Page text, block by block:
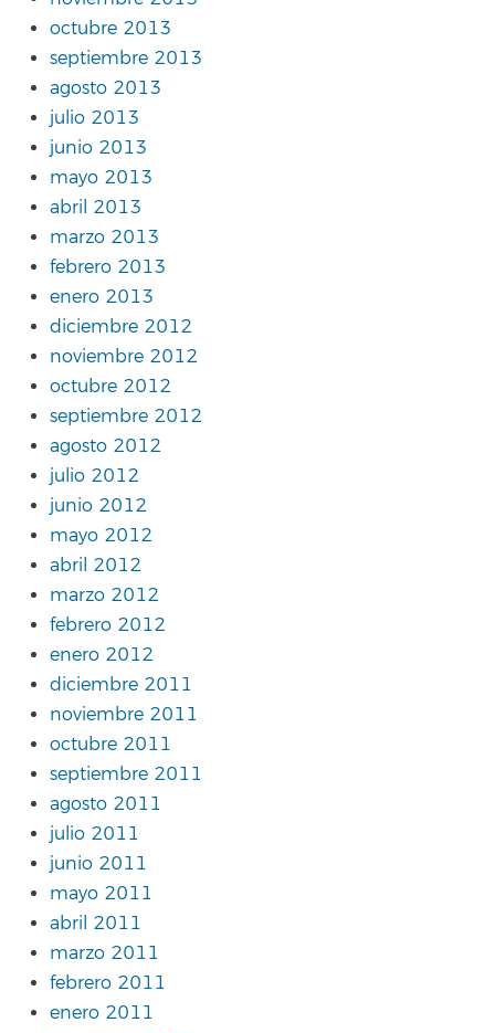
octubre 2013
septiembre 2013
agosto 2013
julio 2013
junio 2013
mayo 2013
abril 2013
marzo 2013
febrero 2013
enero 2013
diciembre 2012
noviembre 2012
octubre 2012
septiembre 2012
agosto 2012
julio 2012
junio 2012
mayo 2012
abril 2012
marzo 2012
febrero 2012
enero 2012
diciembre 2011
noviembre 2011
octubre 2011
septiembre 2011
agosto 2011
julio 2011
junio 2011
mayo 2011
abril 2011
marzo 2011
febrero 2011
enero 2011